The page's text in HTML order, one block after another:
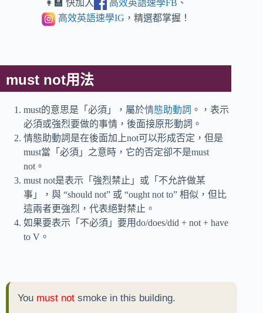
👩‍🏫 快加入 高效英語速學FB 、
高效英語速學IG ，精選都掌握！
must not用法
must的意思是「必須」，屬於情態助動詞 。，表示
必須或強烈要做的事情，後面接原形動詞。
情態助動詞是在後面加上not可以形成否定，但是
must當「必須」之意時，它的否定卻不是must
not。
must not是表示「強烈禁止」或「不允許做某
事」，與 “should not” 或 “ought not to” 相似，但比
這兩者更強烈，代表絕對禁止。
如果要表示「不必須」要用do/does/did + not + have
to V。
You must not smoke in this building.